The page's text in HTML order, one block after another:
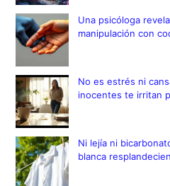
Una psicóloga
manipulación con
No es estrés ni
inocentes te irritan
Ni lejía ni
blanca